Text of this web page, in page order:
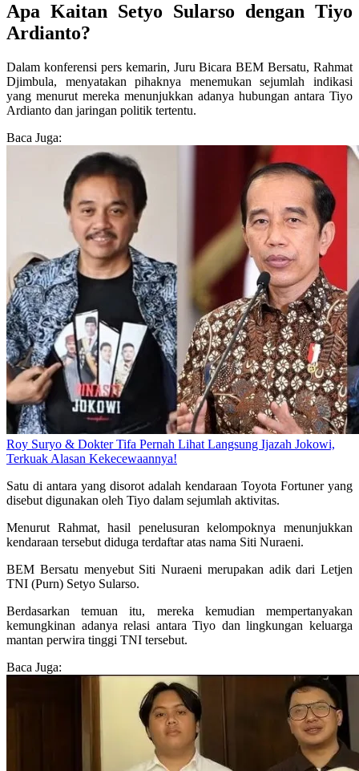
Apa Kaitan Setyo Sularso dengan Tiyo
Ardianto?
Dalam konferensi pers kemarin, Juru Bicara BEM Bersatu, Rahmat
Djimbula, menyatakan pihaknya menemukan sejumlah indikasi
yang menurut mereka menunjukkan adanya hubungan antara Tiyo
Ardianto dan jaringan politik tertentu.
Baca Juga:
Roy Suryo & Dokter Tifa Pernah Lihat Langsung Ijazah Jokowi,
Terkuak Alasan Kekecewaannya!
Satu di antara yang disorot adalah kendaraan Toyota Fortuner yang
disebut digunakan oleh Tiyo dalam sejumlah aktivitas.
Menurut Rahmat, hasil penelusuran kelompoknya menunjukkan
kendaraan tersebut diduga terdaftar atas nama Siti Nuraeni.
BEM Bersatu menyebut Siti Nuraeni merupakan adik dari Letjen
TNI (Purn) Setyo Sularso.
Berdasarkan temuan itu, mereka kemudian mempertanyakan
kemungkinan adanya relasi antara Tiyo dan lingkungan keluarga
mantan perwira tinggi TNI tersebut.
Baca Juga: